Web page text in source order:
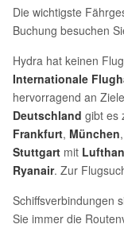
Die wichtigste
Buchung besuchen
Hydra hat keinen
Internationale
hervorragend an
Deutschland gibt es
Frankfurt, München,
Stuttgart mit
Ryanair. Zur
Schiffsverbindungen
Sie immer die